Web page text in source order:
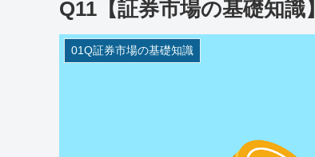
Q11【証券市場の基礎知識】
01Q証券市場の基礎知識